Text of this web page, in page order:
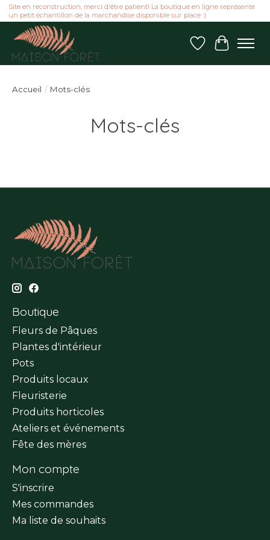
Site en reconstruction, merci d'être patient! La boutique en ligne représente
un petit échantillon de la marchandise disponible sur place :)
Liste dePanier
Accueil / Mots-clés
Mots-clés
Boutique
Fleurs de Pâques
Plantes d'intérieur
Pots
Produits locaux
Fleuristerie
Produits horticoles
Ateliers et événements
Fête des mères
Mon compte
S'inscrire
Mes commandes
Ma liste de souhaits